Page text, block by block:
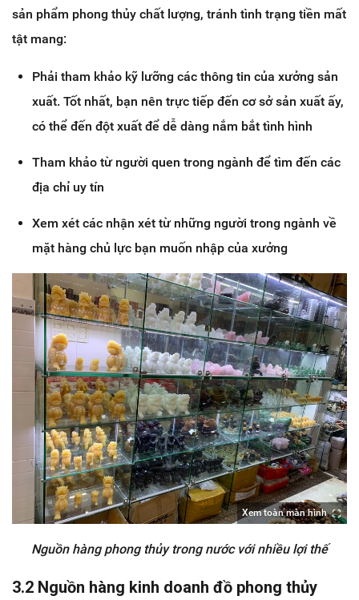
sản phẩm phong thủy chất lượng, tránh tình trạng tiền mất
tật mang:
Phải tham khảo kỹ lưỡng các thông tin của xưởng sản
xuất. Tốt nhất, bạn nên trực tiếp đến cơ sở sản xuất ấy,
có thể đến đột xuất để dễ dàng nắm bắt tình hình
Tham khảo từ người quen trong ngành để tìm đến các
địa chỉ uy tín
Xem xét các nhận xét từ những người trong ngành về
mặt hàng chủ lực bạn muốn nhập của xưởng
Xem toàn màn hình
Nguồn hàng phong thủy trong nước với nhiều lợi thế
3.2 Nguồn hàng kinh doanh đồ phong thủy